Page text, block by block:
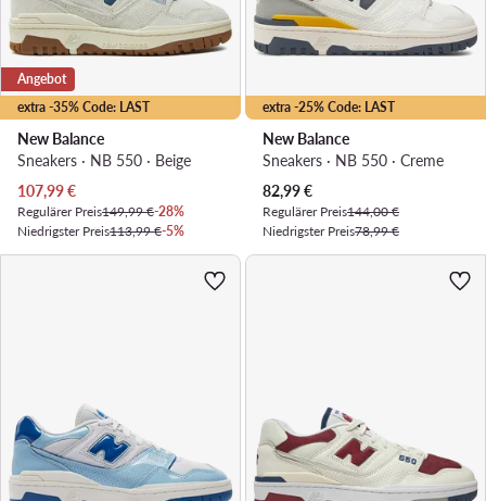
extra -35% Code: LAST
Angebot
New Balance
Sneakers · NB 550 · Beige
Aktueller Preis
107,99€
Regulärer Preis149,99 €-28%
Niedrigster Preis113,99 €-5%
extra -25% Code: LAST
New Balance
Sneakers · NB 550 · Creme
Aktueller Preis
82,99€
Regulärer Preis144,00 €
Niedrigster Preis78,99 €